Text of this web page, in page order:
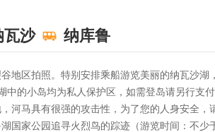
瓦沙 纳库鲁
地区拍照。特别安排乘船游览美丽的纳瓦沙
的小岛均为私人保护区，如需登岛请另行支付
河马具有很强的攻击性，为了您的人身安全
国家公园追寻火烈鸟的踪迹（游览时间：不少